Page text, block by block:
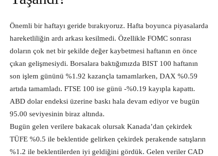
Önemli bir haftayı geride bırakıyoruz. Hafta boyunca piyasalarda
hareketliliğin ardı arkası kesilmedi. Özellikle FOMC sonrası
doların çok net bir şekilde değer kaybetmesi haftanın en önce
çıkan gelişmesiydi. Borsalara baktığımızda BIST 100 haftanın
son işlem gününü %1.92 kazançla tamamlarken, DAX %0.59
artıda tamamladı. FTSE 100 ise günü -%0.19 kayıpla kapattı.
ABD dolar endeksi üzerine baskı hala devam ediyor ve bugün
95.00 seviyesinin biraz altında.
Bugün gelen verilere bakacak olursak Kanada’dan çekirdek
TÜFE %0.5 ile beklentide gelirken çekirdek perakende satışların
%1.2 ile beklentilerden iyi geldiğini gördük. Gelen veriler CAD